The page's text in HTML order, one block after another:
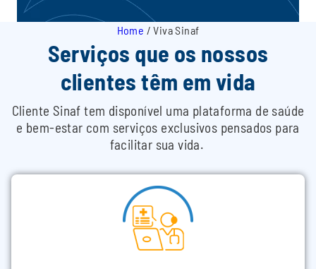
Home /Viva Sinaf
Serviços que os nossos
clientes têm em vida​
Cliente Sinaf tem disponível uma plataforma de saúde
e bem-estar com serviços exclusivos pensados para
facilitar sua vida.